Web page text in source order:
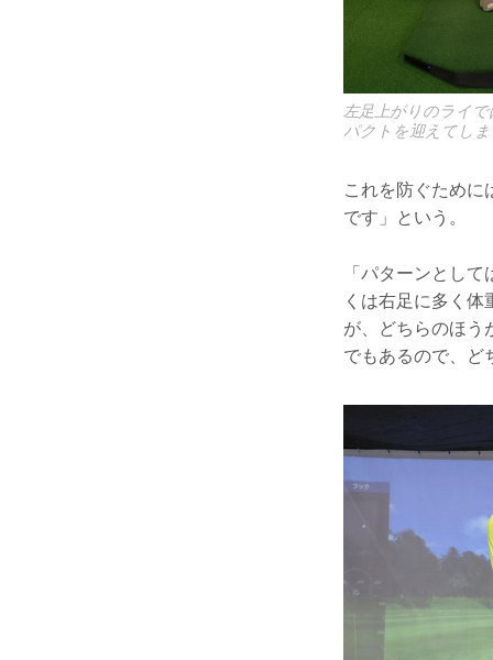
左足上がりのライ
パクトを迎えてし
これを防ぐために
です」という。
「パターンとし
くは右足に多く
が、どちらのほう
でもあるので、ど